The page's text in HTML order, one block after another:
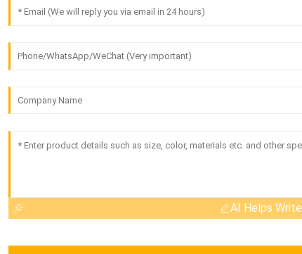
AI Helps Write